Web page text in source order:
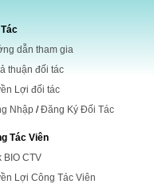
dẫn tham gia
thuận đối tác
Lợi đối tác
Nhập /Đăng Ký Đối Tác
Tác Viên
BIO CTV
Lợi Công Tác Viên